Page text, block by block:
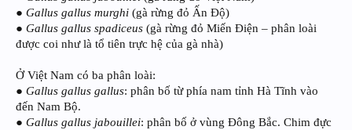
● Gallus gallus murghi (gà rừng đỏ Ấn Độ)
● Gallus gallus spadiceus (gà rừng đỏ Miến Điện – phân loài
được coi như là tổ tiên trực hệ của gà nhà)
Ở Việt Nam có ba phân loài:
● Gallus gallus gallus: phân bố từ phía nam tỉnh Hà Tĩnh vào
đến Nam Bộ.
● Gallus gallus jabouillei: phân bố ở vùng Đông Bắc. Chim đực